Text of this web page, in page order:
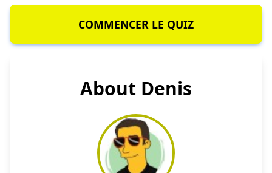
COMMENCER LE QUIZ
About Denis